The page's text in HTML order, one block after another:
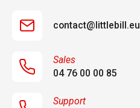
contact@littlebill.eu
Sales
04 76 00 00 85
Support